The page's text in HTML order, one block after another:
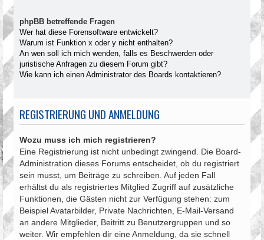
phpBB betreffende Fragen
Wer hat diese Forensoftware entwickelt?
Warum ist Funktion x oder y nicht enthalten?
An wen soll ich mich wenden, falls es Beschwerden oder
juristische Anfragen zu diesem Forum gibt?
Wie kann ich einen Administrator des Boards kontaktieren?
REGISTRIERUNG UND ANMELDUNG
Wozu muss ich mich registrieren?
Eine Registrierung ist nicht unbedingt zwingend. Die Board-
Administration dieses Forums entscheidet, ob du registriert
sein musst, um Beiträge zu schreiben. Auf jeden Fall
erhältst du als registriertes Mitglied Zugriff auf zusätzliche
Funktionen, die Gästen nicht zur Verfügung stehen: zum
Beispiel Avatarbilder, Private Nachrichten, E-Mail-Versand
an andere Mitglieder, Beitritt zu Benutzergruppen und so
weiter. Wir empfehlen dir eine Anmeldung, da sie schnell